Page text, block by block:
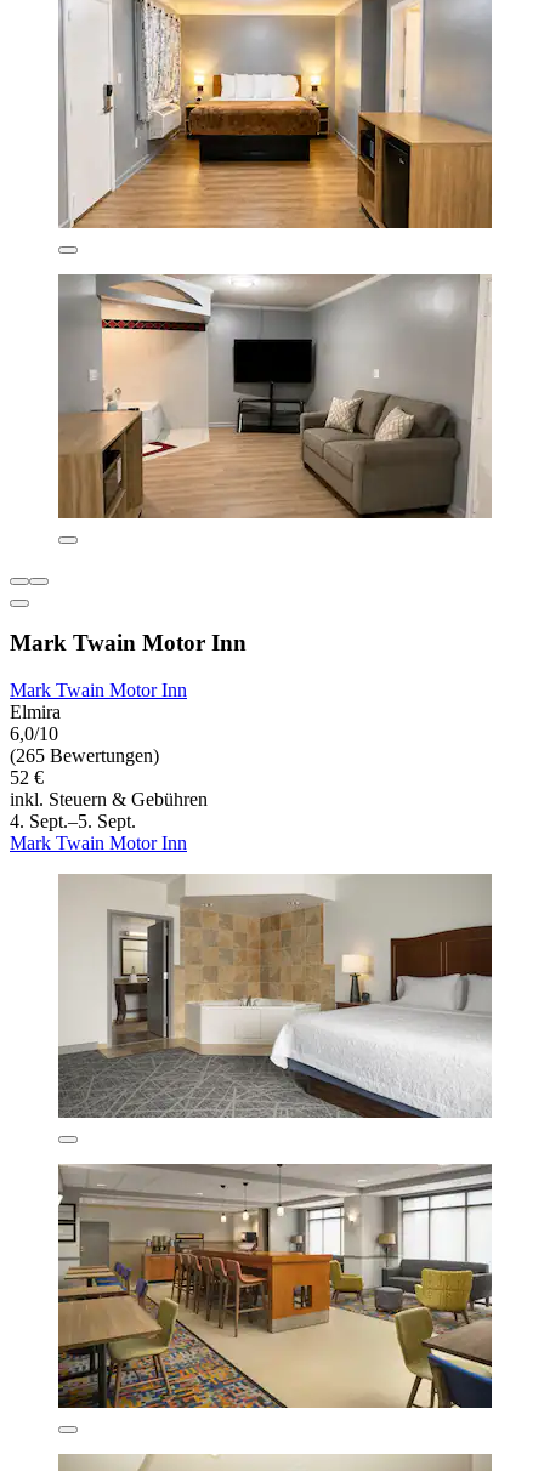
Mark Twain Motor Inn
Mark Twain Motor Inn
Elmira
6,0/10
(265 Bewertungen)
52 €
inkl. Steuern & Gebühren
4. Sept.–5. Sept.
Mark Twain Motor Inn